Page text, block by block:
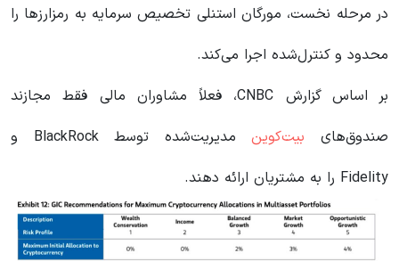
در مرحله نخست، مورگان استنلی تخصیص سرمایه به رمزارزها را
محدود و کنترل‌شده اجرا می‌کند.
بر اساس گزارش CNBC، فعلاً مشاوران مالی فقط مجازند
صندوق‌های بیت‌کوین
مدیریت‌شده توسط BlackRock و
Fidelity را به مشتریان ارائه دهند.